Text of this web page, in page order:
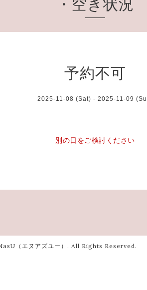
・空き状況
予約不可
2025-11-08 (Sat) - 2025-11-09
別の日をご検討ください
（エヌアズユー） . All Rights Reserved.